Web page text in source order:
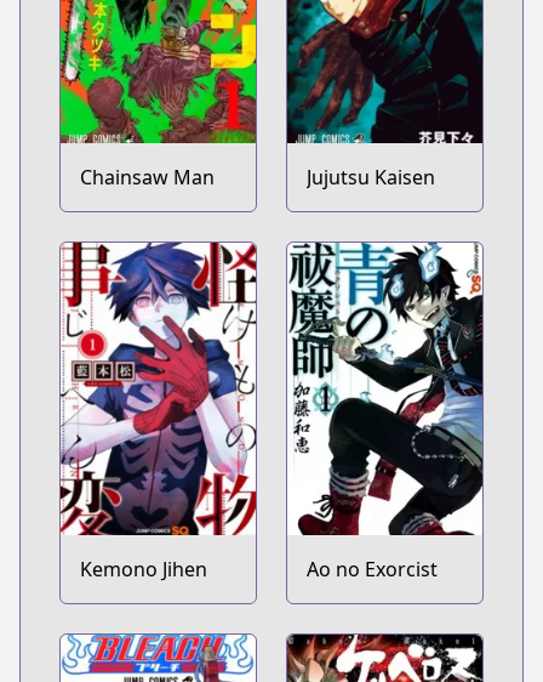
Chainsaw Man Jujutsu Kaisen
Kemono Jihen Ao no Exorcist